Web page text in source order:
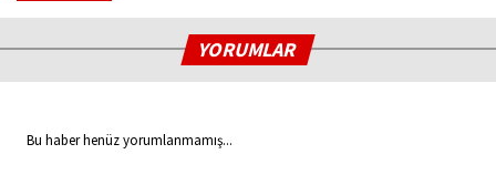
YORUMLAR
Bu haber henüz yorumlanmamış...